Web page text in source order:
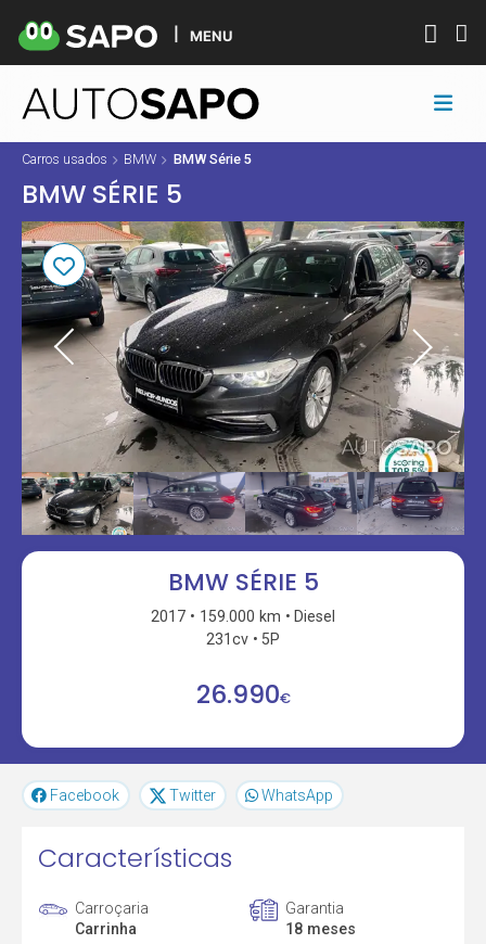
MENU
Carros usados BMW BMW Série 5
BMW SÉRIE 5
BMW SÉRIE 5
2017 159.000 km
Diesel
231cv
5P
26.990€
Facebook Twitter WhatsApp
Características
Carroçaria
Carrinha
Garantia
18 meses